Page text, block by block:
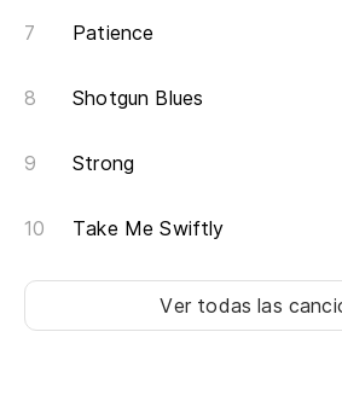
Patience
Shotgun Blues
Strong
Take Me Swiftly
Ver todas las